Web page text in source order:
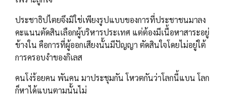
ประชาธิปไตยจึงมิใช่เพียงรูปแบบของการที่ประชาชนมาลง
คะแนนตัดสินเลือกผู้บริหารประเทศ แต่ต้องมีเนื้อหาสาระอยู่
ข้างใน คือการที่ผู้ออกเสียงนั้นมีปัญญา ตัดสินใจโดยไม่อยู่ใต้
การครอบงำของกิเลส
คนโง่ร้อยคน พันคน มาประชุมกัน โหวตกันว่าโลกนี้แบน โลก
ก็หาได้แบนตามนั้นไม่